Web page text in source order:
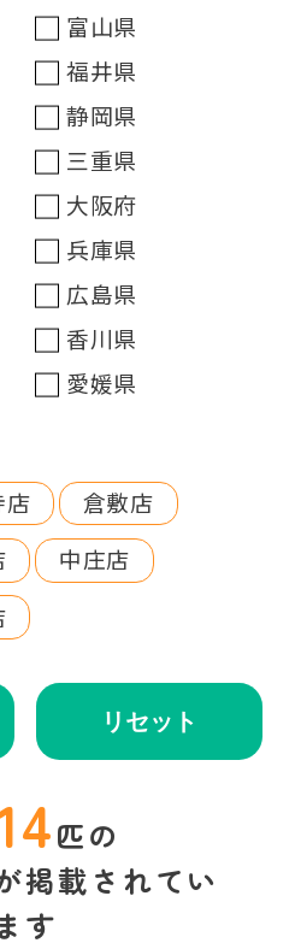
富山県
福井県
静岡県
三重県
大阪府
兵庫県
広島県
香川県
愛媛県
店
倉敷店
中庄店
リセット
匹の
掲載されてい
ます